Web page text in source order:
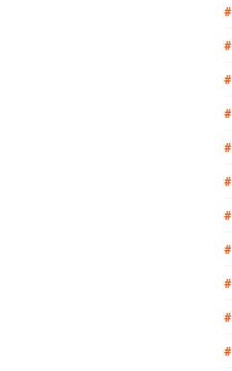
#
#
#
#
#
#
#
#
#
#
#